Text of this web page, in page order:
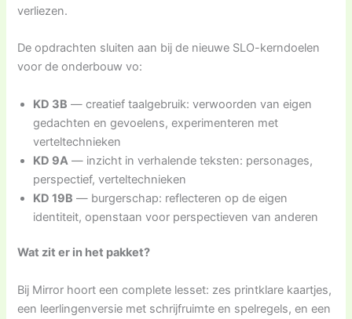
verliezen.
De opdrachten sluiten aan bij de nieuwe SLO-kerndoelen
voor de onderbouw vo:
KD 3B — creatief taalgebruik: verwoorden van eigen
gedachten en gevoelens, experimenteren met
verteltechnieken
KD 9A — inzicht in verhalende teksten: personages,
perspectief, verteltechnieken
KD 19B — burgerschap: reflecteren op de eigen
identiteit, openstaan voor perspectieven van anderen
Wat zit er in het pakket?
Bij Mirror hoort een complete lesset: zes printklare kaartjes,
een leerlingenversie met schrijfruimte en spelregels, en een